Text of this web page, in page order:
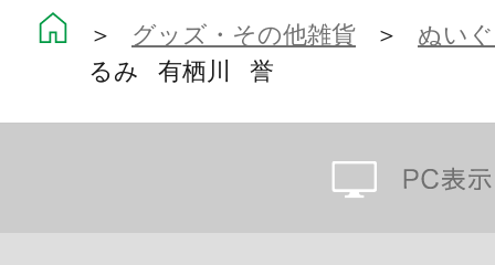
動物をモチーフにした、まるっこい
るみシリーズ。
いろんな種類を集めて飾れば、あな
＞ グッズ・その他雑貨 ＞ ぬい
るみ 有栖川 誉